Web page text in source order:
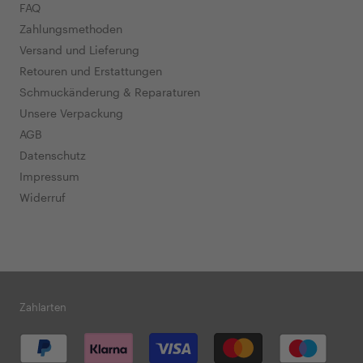
FAQ
Zahlungsmethoden
Versand und Lieferung
Retouren und Erstattungen
Schmuckänderung & Reparaturen
Unsere Verpackung
AGB
Datenschutz
Impressum
Widerruf
Zahlarten